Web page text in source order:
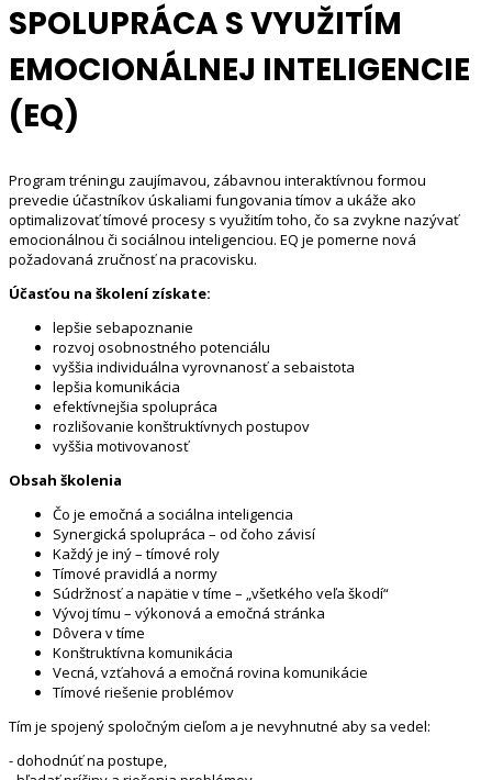
SPOLUPRÁCA S VYUŽITÍM
EMOCIONÁLNEJ INTELIGENCIE
(EQ)
Program tréningu zaujímavou, zábavnou interaktívnou formou
prevedie účastníkov úskaliami fungovania tímov a ukáže ako
optimalizovať tímové procesy s využitím toho, čo sa zvykne nazývať
emocionálnou či sociálnou inteligenciou. EQ je pomerne nová
požadovaná zručnosť na pracovisku.
Účasťou na školení získate:
lepšie sebapoznanie
rozvoj osobnostného potenciálu
vyššia individuálna vyrovnanosť a sebaistota
lepšia komunikácia
efektívnejšia spolupráca
rozlišovanie konštruktívnych postupov
vyššia motivovanosť
Obsah školenia
Čo je emočná a sociálna inteligencia
Synergická spolupráca – od čoho závisí
Každý je iný – tímové roly
Tímové pravidlá a normy
Súdržnosť a napätie v tíme – „všetkého veľa škodí“
Vývoj tímu – výkonová a emočná stránka
Dôvera v tíme
Konštruktívna komunikácia
Vecná, vzťahová a emočná rovina komunikácie
Tímové riešenie problémov
Tím je spojený spoločným cieľom a je nevyhnutné aby sa vedel:
- dohodnúť na postupe,